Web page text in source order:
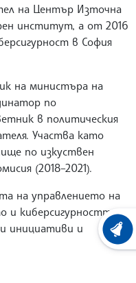
на Център Източна
институт, а от 2016
в София
на министъра на
по
в политическия
Участва като
по изкуствен
(2018–2021).
на управлението на
и киберсигурността, с
инициативи и